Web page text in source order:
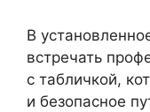
В
встречать
с табличкой,
и безопасное